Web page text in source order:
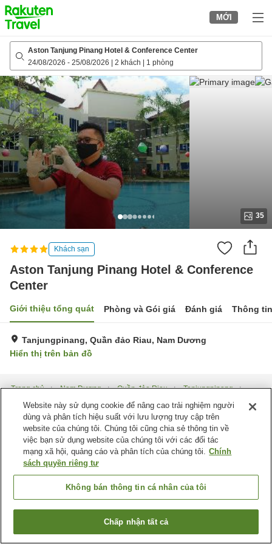
to
top
page
MỚI
Aston Tanjung Pinang Hotel & Conference Center
24/08/2026 - 25/08/2026 2 khách 1 phòng
35
Khách sạn
Aston Tanjung Pinang Hotel & Conference
Center
Giới thiệu tổng quát Phòng và Gói giá Đánh giá Thông
Tanjungpinang, Quần đảo Riau, Nam Dương
Hiển thị trên bản đồ
Trang chủ Nam Dương Quần đảo Riau
Tanjungpinang
Aston Tanjung Pinang Hotel & Conference Center
Tìm phòng trống
Website này sử dụng cookie để nâng cao trải nghiệm người
dùng và phân tích hiệu suất với lưu lượng truy cập trên
website của chúng tôi. Chúng tôi cũng chia sẻ thông tin về
việc bạn sử dụng website của chúng tôi với các đối tác
mạng xã hội, quảng cáo và phân tích của chúng tôi. Chính
sách quyền riêng tư
Không bán thông tin cá nhân của tôi
Chấp nhận tất cả